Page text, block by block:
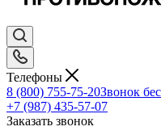
Телефоны
8 (800) 755-75-20Звонок
+7 (987) 435-57-07
Заказать звонок